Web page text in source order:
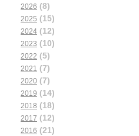
2026 (8)
2025 (15)
2024 (12)
2023 (10)
2022 (5)
2021 (7)
2020 (7)
2019 (14)
2018 (18)
2017 (12)
2016 (21)